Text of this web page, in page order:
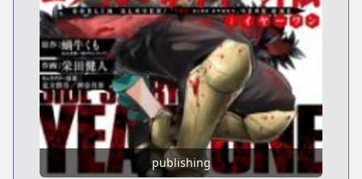
publishing